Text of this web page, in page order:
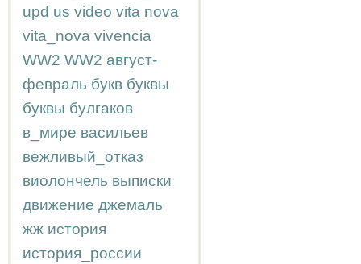
upd us video vita nova
vita_nova vivencia
WW2 WW2 август-
февраль букв буквы
буквы булгаков
в_мире васильев
вежливый_отказ
виолончель выписки
движение джемаль
жж история
история_россии